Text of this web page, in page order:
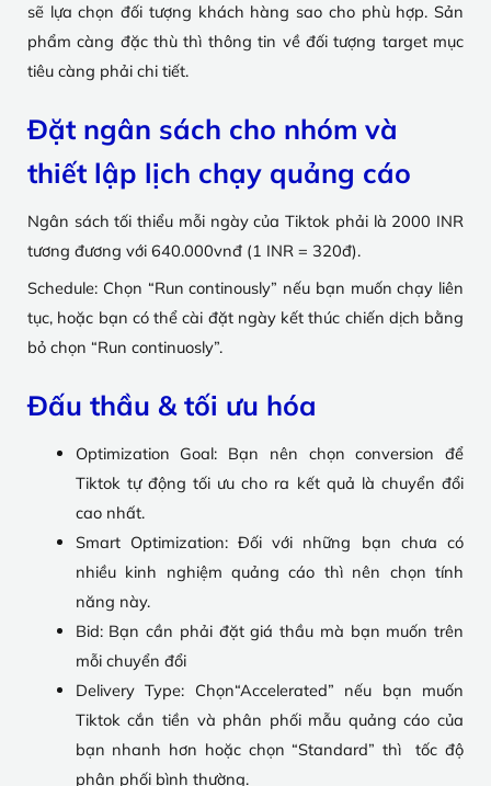
sẽ lựa chọn đối tượng khách hàng sao cho phù hợp. Sản
phẩm càng đặc thù thì thông tin về đối tượng target mục
tiêu càng phải chi tiết.
Đặt ngân sách cho nhóm và
thiết lập lịch chạy quảng cáo
Ngân sách tối thiểu mỗi ngày của Tiktok phải là 2000 INR
tương đương với 640.000vnđ (1 INR = 320đ).
Schedule: Chọn “Run continously” nếu bạn muốn chạy liên
tục, hoặc bạn có thể cài đặt ngày kết thúc chiến dịch bằng
bỏ chọn “Run continuosly”.
Đấu thầu & tối ưu hóa
Optimization Goal: Bạn nên chọn conversion để
Tiktok tự động tối ưu cho ra kết quả là chuyển đổi
cao nhất.
Smart Optimization: Đối với những bạn chưa có
nhiều kinh nghiệm quảng cáo thì nên chọn tính
năng này.
Bid: Bạn cần phải đặt giá thầu mà bạn muốn trên
mỗi chuyển đổi
Delivery Type: Chọn“Accelerated” nếu bạn muốn
Tiktok cắn tiền và phân phối mẫu quảng cáo của
bạn nhanh hơn hoặc chọn “Standard” thì tốc độ
phân phối bình thường.